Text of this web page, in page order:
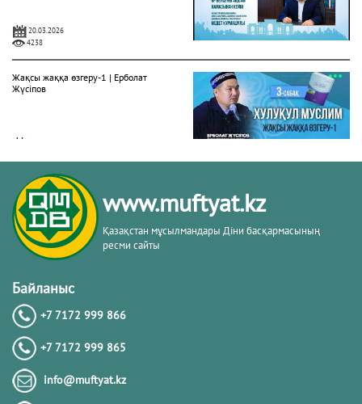
20.03.2026
4238
Жақсы жаққа өзгеру-1 | Ерболат
Жүсіпов
Жүрек сырлары 2-дәріс. Тәубе
тақырыбы. Әр-рисала әл-Қушайрия
кітабы негізінде
20.02.2026
Әдепсіздік иманның әлсіздігіне дәлел
｜ Ерболат Жүсіпов
20.02.2026
4123
www.muftyat.kz
Қазақстан мұсылмандары Діни басқармасының
ресми сайты
Байланыс
+7 7172 999 866
+7 7172 999 865
info@muftyat.kz